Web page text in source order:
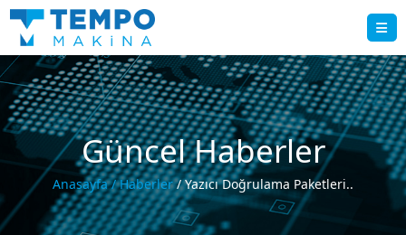
Güncel Haberler
Anasayfa/ Haberler/ Yazıcı Doğrulama Paketleri..